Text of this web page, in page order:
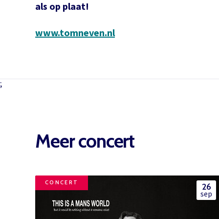
als op plaat!
www.tomneven.nl
;
Meer concert
CONCERT 26
sep